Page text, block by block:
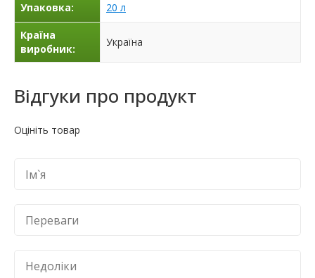
Упаковка: 20 л
Країна
виробник:
Україна
Відгуки про продукт
Оцініть товар